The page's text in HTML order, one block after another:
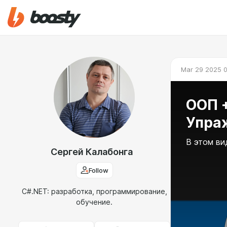
Сергей Калабонга
Follow
C#.NET: разработка, программирование,
обучение.
Mar 29 2025
ООП
В этом